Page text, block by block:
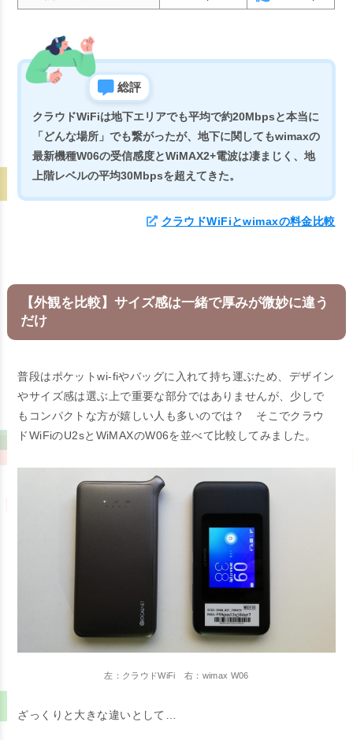
総評
クラウドWiFiは地下エリアでも平均で約20Mbpsと本当に
「どんな場所」でも繋がったが、地下に関してもwimaxの
最新機種W06の受信感度とWiMAX2+電波は凄まじく、地
上階レベルの平均30Mbpsを超えてきた。
クラウドWiFiとwimaxの料金比較
【外観を比較】サイズ感は一緒で厚みが微妙に違う
だけ
普段はポケットwi-fiやバッグに入れて持ち運ぶため、デザイン
やサイズ感は選ぶ上で重要な部分ではありませんが、少しで
もコンパクトな方が嬉しい人も多いのでは？ そこでクラウ
ドWiFiのU2sとWiMAXのW06を並べて比較してみました。
左：クラウドWiFi 右：wimax W06
ざっくりと大きな違いとして…